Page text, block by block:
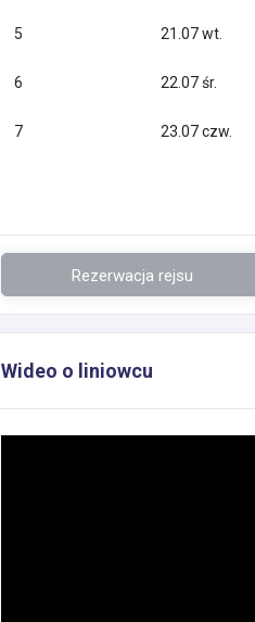
5 21.07 wt.
6 22.07 śr.
7 23.07 czw.
Rezerwacja rejsu
Wideo o liniowcu